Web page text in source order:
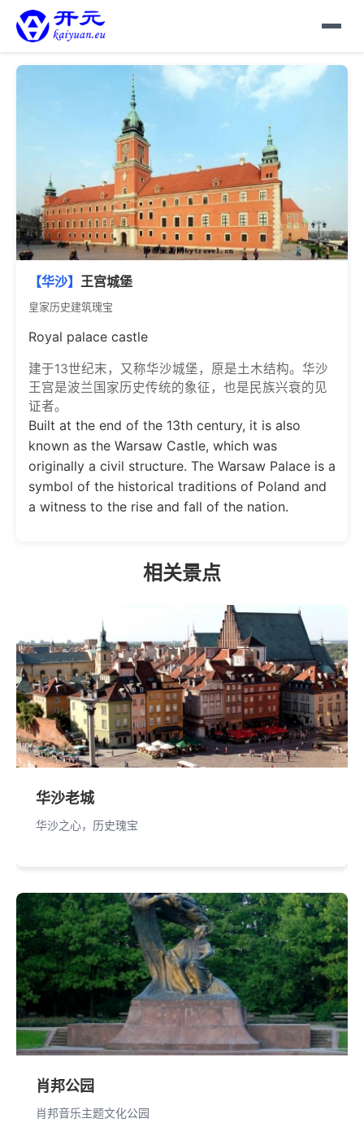
【华沙】 王宫城堡
皇家历史建筑瑰宝
Royal palace castle
建于13世纪末，又称华沙城堡，原是土木结构。华沙
王宫是波兰国家历史传统的象征，也是民族兴衰的见
证者。
Built at the end of the 13th century, it is also
known as the Warsaw Castle, which was
originally a civil structure. The Warsaw Palace is a
symbol of the historical traditions of Poland and
a witness to the rise and fall of the nation.
相关景点
华沙老城
华沙之心，历史瑰宝
肖邦公园
肖邦音乐主题文化公园